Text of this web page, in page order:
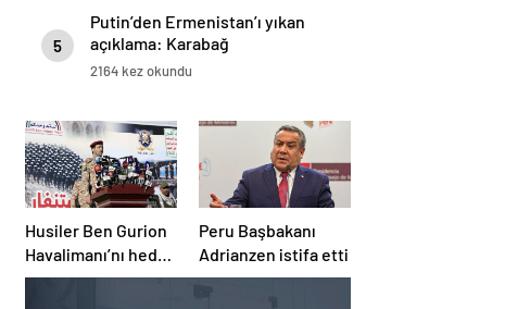
5
Putin’den Ermenistan’ı yıkan
açıklama: Karabağ
Azerbaycan’ın ayrılmaz bir
2164 kez okundu
Husiler Ben Gurion
Havalimanı’nı hedef
aldı
Peru Başbakanı
Adrianzen istifa etti